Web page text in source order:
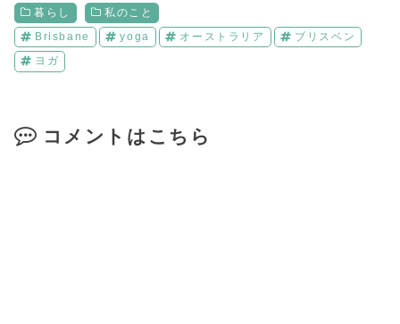
暮らし
私のこと
Brisbane
yoga オーストラリア
ブリスベン
ヨガ
コメントはこちら